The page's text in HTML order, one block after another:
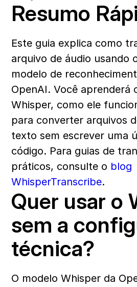
Resumo
Este guia explica como
arquivo de áudio usando
modelo de
OpenAI. Você aprenderá
Whisper, como ele
para converter arquivos
texto sem escrever uma
código. Para guias de
práticos, consulte o blog
WhisperTranscribe.
Quer usar o
sem a
técnica?
O modelo Whisper da